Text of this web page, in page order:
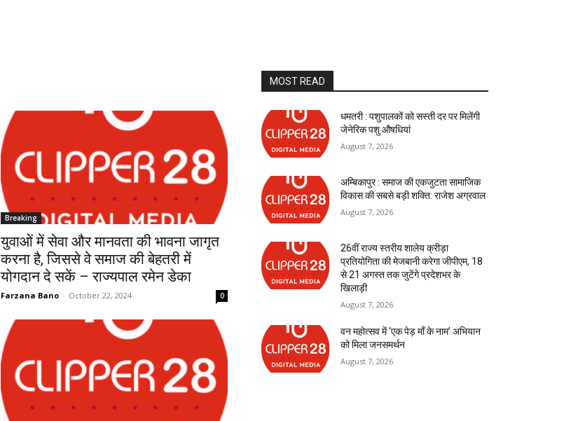
Breaking
युवाओं में सेवा और मानवता की भावना जागृत
करना है, जिससे वे समाज की बेहतरी में
योगदान दे सकें – राज्यपाल रमेन डेका
Farzana Bano - October 22, 2024 0
MOST READ
धमतरी : पशुपालकों को सस्ती दर पर मिलेंगी
जेनेरिक पशु औषधियां
August 7, 2026
अम्बिकापुर : समाज की एकजुटता सामाजिक
विकास की सबसे बड़ी शक्ति: राजेश अग्रवाल
August 7, 2026
26वीं राज्य स्तरीय शालेय क्रीड़ा
प्रतियोगिता की मेजबानी करेगा जीपीएम, 18
से 21 अगस्त तक जुटेंगे प्रदेशभर के
खिलाड़ी
August 7, 2026
वन महोत्सव में ‘एक पेड़ माँ के नाम’ अभियान
को मिला जनसमर्थन
August 7, 2026